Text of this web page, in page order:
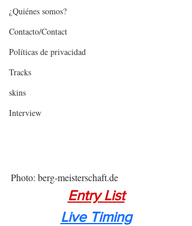
¿Quiénes somos?
Contacto/Contact
Políticas de privacidad
Tracks
skins
Interview
Photo: berg-meisterschaft.de
Entry List
Live Timing